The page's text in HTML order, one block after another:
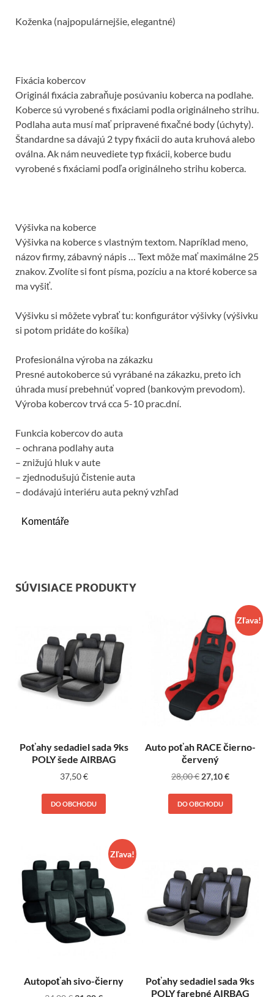
Koženka (najpopulárnejšie, elegantné)
Fixácia kobercov
Originál fixácia zabraňuje posúvaniu koberca na podlahe.
Koberce sú vyrobené s fixáciami podla originálneho strihu.
Podlaha auta musí mať pripravené fixačné body (úchyty).
Štandardne sa dávajú 2 typy fixácii do auta kruhová alebo
oválna. Ak nám neuvediete typ fixácii, koberce budu
vyrobené s fixáciami podľa originálneho strihu koberca.
Výšivka na koberce
Výšivka na koberce s vlastným textom. Napríklad meno,
názov firmy, zábavný nápis … Text môže mať maximálne 25
znakov. Zvolíte si font písma, pozíciu a na ktoré koberce sa
ma vyšiť.
Výšivku si môžete vybrať tu: konfigurátor výšivky (výšivku
si potom pridáte do košíka)
Profesionálna výroba na zákazku
Presné autokoberce sú vyrábané na zákazku, preto ich
úhrada musí prebehnúť vopred (bankovým prevodom).
Výroba kobercov trvá cca 5-10 prac.dní.
Funkcia kobercov do auta
– ochrana podlahy auta
– znižujú hluk v aute
– zjednodušujú čistenie auta
– dodávajú interiéru auta pekný vzhľad
Komentáře
SÚVISIACE PRODUKTY
Poťahy sedadiel sada 9ks
POLY šede AIRBAG
37,50€
DO OBCHODU
Zľava!
Auto poťah RACE čierno-
červený
28,00€ 27,10€
DO OBCHODU
Zľava!
Autopoťah sivo-čierny
Poťahy sedadiel sada 9ks
POLY farebné AIRBAG